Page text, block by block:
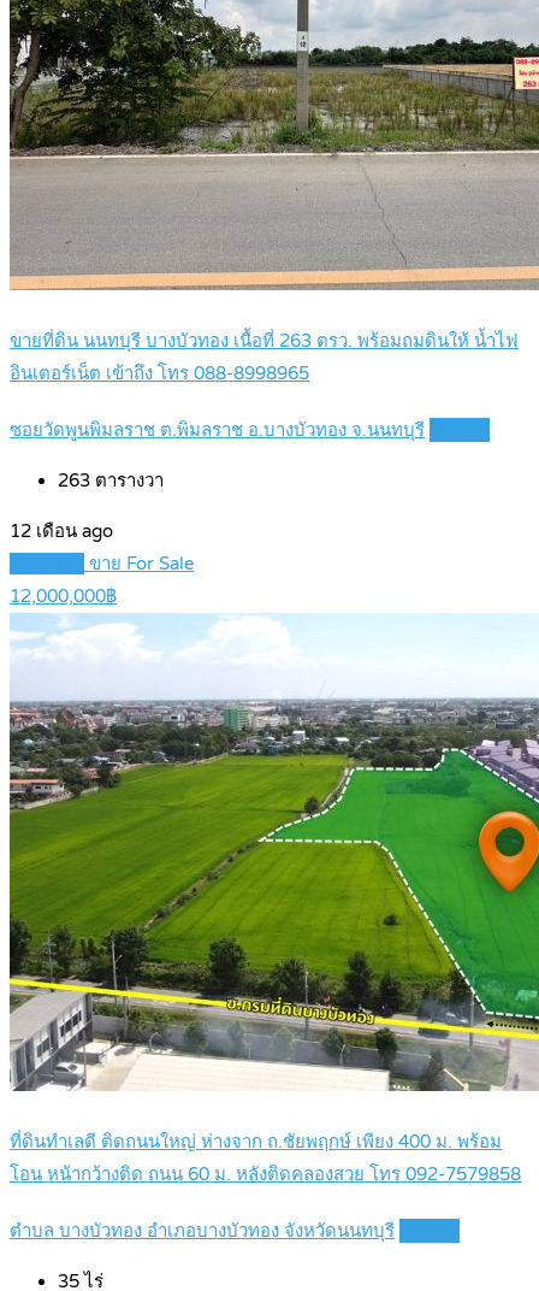
ขายที่ดิน นนทบุรี บางบัวทอง เนื้อที่ 263 ตรว. พร้อมถมดินให้ น้ำไฟ
อินเตอร์เน็ต เข้าถึง โทร 088-8998965
ซอยวัดพูนพิมลราช ต.พิมลราช อ.บางบัวทอง จ.นนทบุรี
263 ตารางวา
12 เดือน ago
ขาย For Sale
12,000,000฿
ที่ดินทำเลดี ติดถนนใหญ่ ห่างจาก ถ.ชัยพฤกษ์ เพียง 400 ม. พร้อม
โอน หน้ากว้างติด ถนน 60 ม. หลังติดคลองสวย โทร 092-7579858
ตำบล บางบัวทอง อำเภอบางบัวทอง จังหวัดนนทบุรี
35ไร่